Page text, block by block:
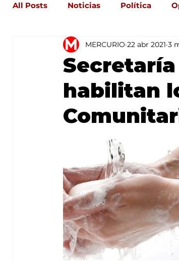
All Posts Noticias Política
Agricultura México Mundo
habilitan
MERCURIO 22 abr 2021 3